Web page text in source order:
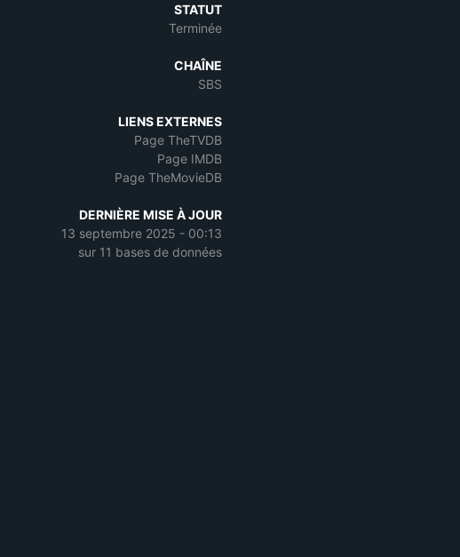
STATUT
Terminée
CHAÎNE
SBS
LIENS EXTERNES
Page TheTVDB
Page IMDB
Page TheMovieDB
DERNIÈRE MISE À JOUR
13 septembre 2025 - 00:13
sur 11 bases de données